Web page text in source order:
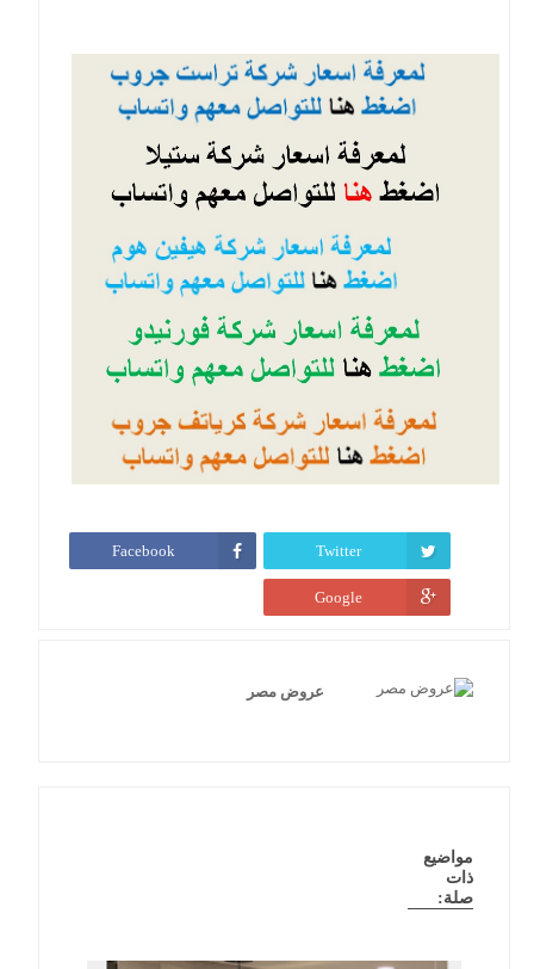
Twitter
Facebook
Google
عروض مصر
مواضيع
ذات
صلة: